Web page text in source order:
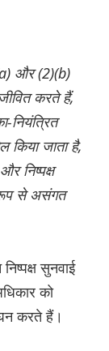
और (2)(b)
करते हैं,
नियंत्रित
किया जाता है,
निष्पक्ष
रूप से असंगत
सुनवाई
को
करते हैं।